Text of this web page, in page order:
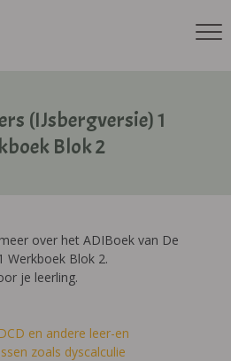
(IJsbergversie) 1
Blok 2
over het ADIBoek van De
Werkboek Blok 2.
je leerling.
en andere leer-en
zoals dyscalculie